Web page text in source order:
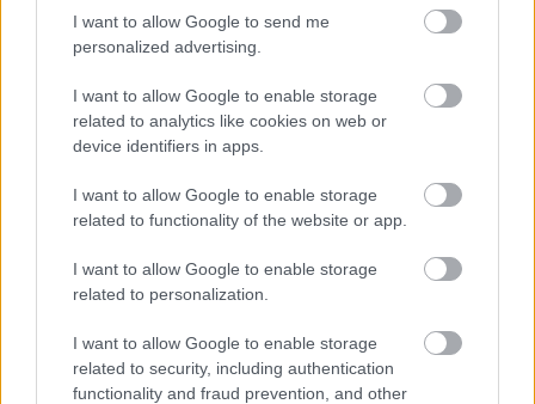
I want to allow Google to send me
personalized advertising.
I want to allow Google to enable storage
related to analytics like cookies on web or
device identifiers in apps.
I want to allow Google to enable storage
related to functionality of the website or app.
I want to allow Google to enable storage
related to personalization.
I want to allow Google to enable storage
related to security, including authentication
functionality and fraud prevention, and other
usa box office: szárnyaszegettek
Október sosem volt kiemelkedő box office-hónap,
ám az elmúlt években egy-egy sci-fi szépen
fordította javára a kínálkozó lehetőségeket. Ennek
tudatában szánták a Szárnyas fejvadász 2049-et a
szezon befutójának, ám a sci-fi döcögősen kezdett,
diszkréten szólva. Ugyancsak nem robbantott
kasszát a My…